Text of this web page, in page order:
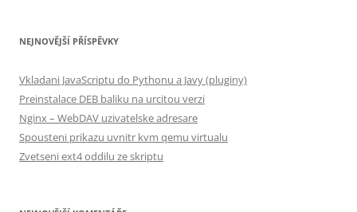
NEJNOVĚJŠÍ PŘÍSPĚVKY
Vkladani JavaScriptu do Pythonu a Javy (pluginy)
Preinstalace DEB baliku na urcitou verzi
Nginx – WebDAV uzivatelske adresare
Spousteni prikazu uvnitr kvm qemu virtualu
Zvetseni ext4 oddilu ze skriptu